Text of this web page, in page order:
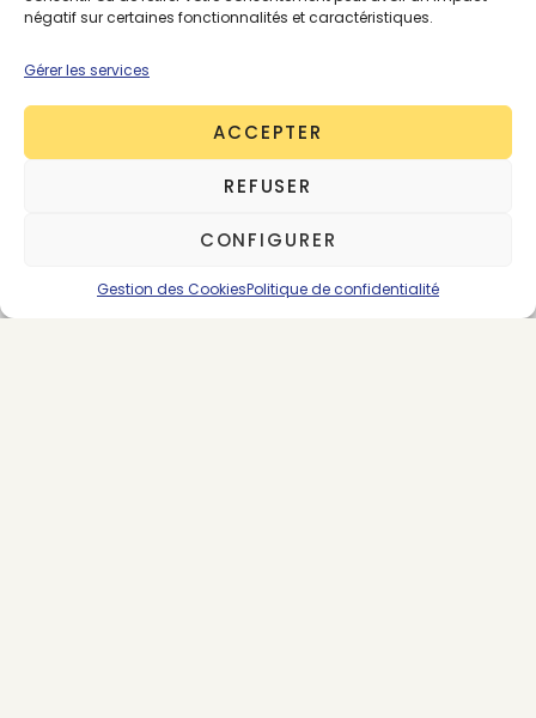
négatif sur certaines fonctionnalités et caractéristiques.
Gérer les services
ACCEPTER
REFUSER
CONFIGURER
Gestion des CookiesPolitique de confidentialité
PREMIUM